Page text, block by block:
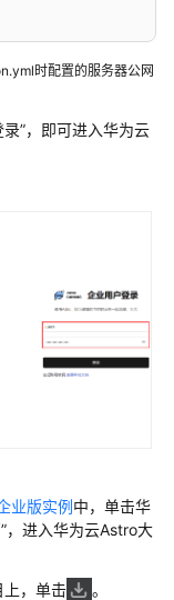
时配置的服务器公网
录”，即可进入华为云
业版实例中，单击华
，进入华为云Astro大
上，单击
。